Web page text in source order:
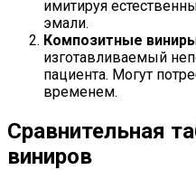
имитируя
эмали.
Композитные
изготавливаемый
пациента. Могут
временем.
Сравнительная
виниров